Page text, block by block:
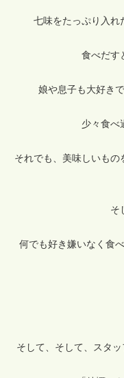
七味をたっぷり入れ
食べだす
娘や息子も大好き
少々食べ
それでも、美味しいも
そ
何でも好き嫌いなく食
そして、そして、スタ